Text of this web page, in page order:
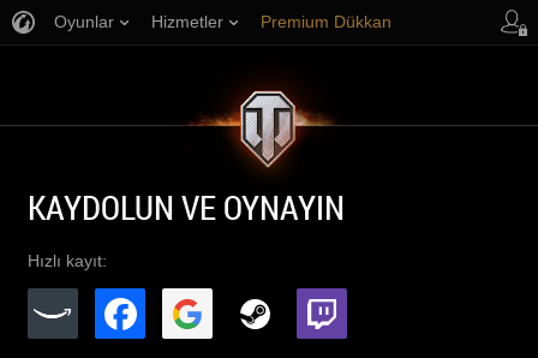
Oyunlar Hizmetler Premium Dükkan
KAYDOLUN VE OYNAYIN
Hızlı kayıt: